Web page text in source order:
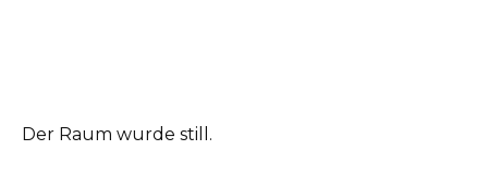
Der Raum wurde still.